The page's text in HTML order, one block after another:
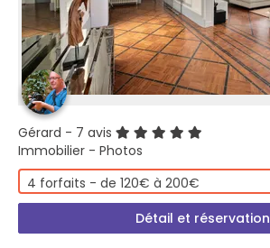
Gérard - 7 avis
Immobilier - Photos
4 forfaits - de 120€ à 200€
Détail et réservation